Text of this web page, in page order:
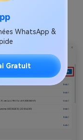
WhatsApp &
Gratuit
bouton